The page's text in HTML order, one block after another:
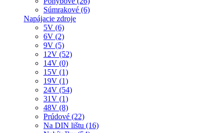
Súmrakové (6)
Napájacie zdroje
5V (6)
6V (2)
9V (5)
12V (52)
14V (0)
15V (1)
19V (1)
24V (54)
31V (1)
48V (8)
Prúdové (22)
Na DIN lištu (16)